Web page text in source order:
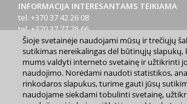
INFORMACIJA INTERESANTAMS TEIKIAMA
tel. +370 37 42 26 08
tel. +370 37 77 76 66
tel. +370 660 07000
el. p.info@kaunas.lt
Šioje svetainėje naudojami mūsų ir trečiųjų
sutikimas nereikalingas dėl būtinųjų slapukų,
mums valdyti interneto svetainę ir užtikrinti
naudojimo. Norėdami naudoti statistikos,
rinkodaros slapukus, turime gauti jūsų
naudojame siekdami tobulinti svetainę,